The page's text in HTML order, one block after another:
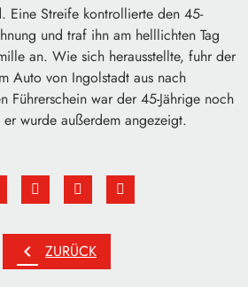
Eine Streife kontrollierte den 45-
und traf ihn am helllichten Tag
an. Wie sich herausstellte, fuhr der
Auto von Ingolstadt aus nach
Führerschein war der 45-Jährige noch
wurde außerdem angezeigt.
chevron_left ZURÜCK